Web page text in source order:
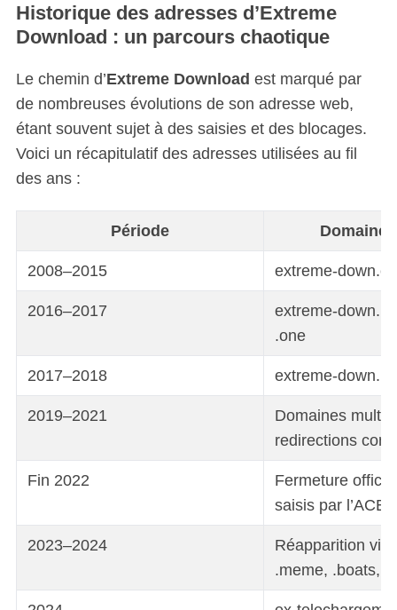
Historique des adresses d’Extreme
Download : un parcours chaotique
Le chemin d’Extreme Download est marqué par
de nombreuses évolutions de son adresse web,
étant souvent sujet à des saisies et des blocages.
Voici un récapitulatif des adresses utilisées au fil
des ans :
Période
2008–2015 extreme-
2016–2017
extreme-
.one
2017–2018 extreme-
2019–2021
Domaines
redirections
Fin 2022
Fermeture
saisis par l’ACE
2023–2024
Réapparition via
.meme, .boats,